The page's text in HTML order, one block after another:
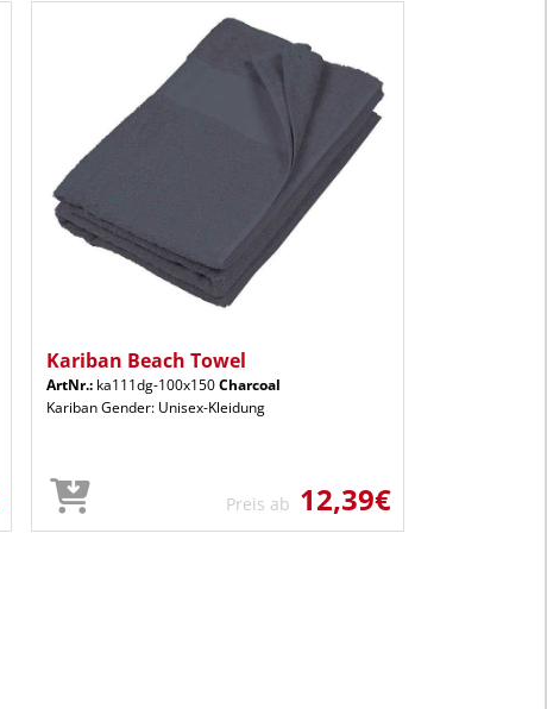
Kariban Beach Towel
ArtNr.: ka111dg-100x150Charcoal
Kariban Gender: Unisex-Kleidung
Preis ab 12,39€